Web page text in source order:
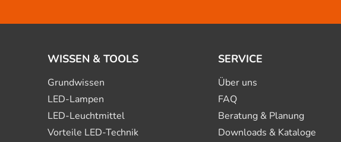
WISSEN & TOOLS
Grundwissen
LED-Lampen
LED-Leuchtmittel
Vorteile LED-Technik
SERVICE
Über uns
FAQ
Beratung & Planung
Downloads & Kataloge